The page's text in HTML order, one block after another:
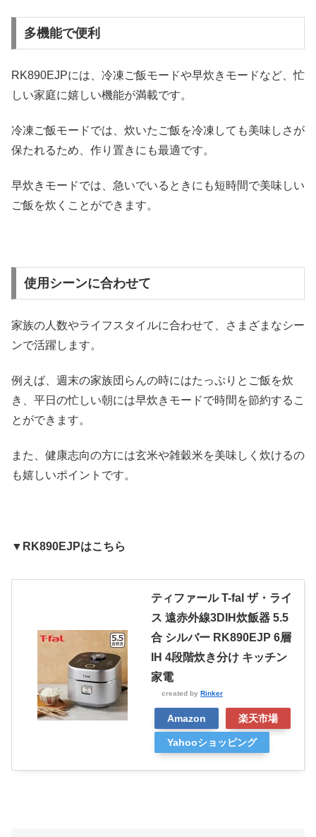
多機能で便利
RK890EJPには、冷凍ご飯モードや早炊きモードなど、忙
しい家庭に嬉しい機能が満載です。
冷凍ご飯モードでは、炊いたご飯を冷凍しても美味しさが
保たれるため、作り置きにも最適です。
早炊きモードでは、急いでいるときにも短時間で美味しい
ご飯を炊くことができます。
使用シーンに合わせて
家族の人数やライフスタイルに合わせて、さまざまなシー
ンで活躍します。
例えば、週末の家族団らんの時にはたっぷりとご飯を炊
き、平日の忙しい朝には早炊きモードで時間を節約するこ
とができます。
また、健康志向の方には玄米や雑穀米を美味しく炊けるの
も嬉しいポイントです。
▼RK890EJPはこちら
ティファール T-fal ザ・ライ
ス 遠赤外線3DIH炊飯器 5.5
合 シルバー RK890EJP 6層
IH 4段階炊き分け キッチン
家電
created by Rinker
Amazon 楽天市場
Yahooショッピング